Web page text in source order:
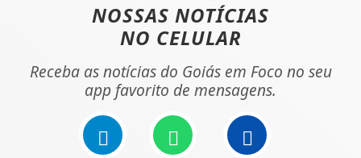
NOSSAS NOTÍCIAS
NO CELULAR
Receba as notícias do Goiás em Foco no seu
app favorito de mensagens.